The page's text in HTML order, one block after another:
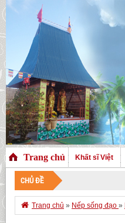
Trang chủ Khất sĩ Việt
CHỦ ĐỀ
 Trang chủ » Nếp sống đạo »